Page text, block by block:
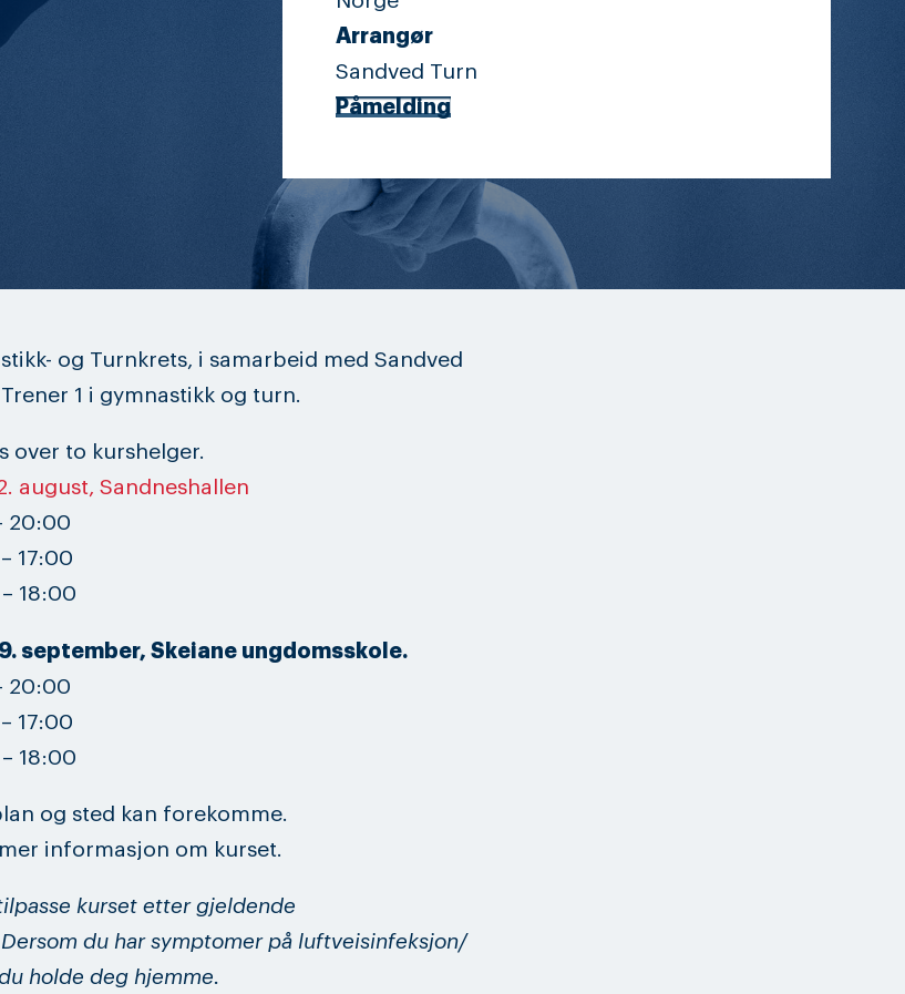
Arrangør
Sandved Turn
Påmelding
og Turnkrets, i samarbeid med Sandved
1 i gymnastikk og turn.
over to kurshelger.
august, Sandneshallen
20:00
17:00
18:00
september, Skeiane ungdomsskole.
20:00
17:00
18:00
og sted kan forekomme.
informasjon om kurset.
kurset etter gjeldende
Dersom du har symptomer på luftveisinfeksjon/
holde deg hjemme.